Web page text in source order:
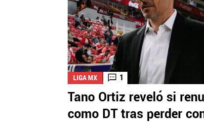
LIGA MX 1
Tano Ortiz reveló si
como DT tras perder